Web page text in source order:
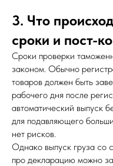
3. Что
сроки и пост-
Сроки проверки
законом. Обычно
товаров должен быть
рабочего дня после
автоматический выпуск
для подавляющего
нет рисков.
Однако выпуск груза со
про декларацию можно